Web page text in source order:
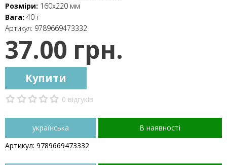
Розміри: 160х220 мм
Вага: 40 г
Артикул: 9789669473332
37.00 грн.
Купити
0 відгуків
українська
В наявності
Артикул: 9789669473332